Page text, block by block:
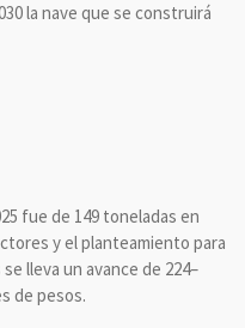
la nave que se construirá
fue de 149 toneladas en
y el planteamiento para
lleva un avance de 224–
de pesos.